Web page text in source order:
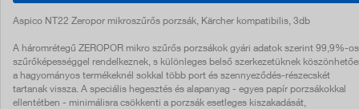
Aspico NT22 Zeropor mikroszűrős porzsák, Kärcher kompatibilis, 3db
A háromrétegű ZEROPOR mikro szűrős porzsákok gyári adatok szerint 99,9%-os
szűrőképességgel rendelkeznek, s különleges belső szerkezetüknek
a hagyományos termékeknél sokkal több port és szennyeződés-részecskét
tartanak vissza. A speciális hegesztés és alapanyag - egyes papír porzsákokkal
ellentétben - minimálisra csökkenti a porzsák esetleges kiszakadását,